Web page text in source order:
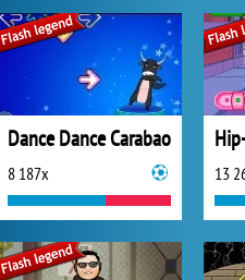
Dance Dance Carabao
8 187x 13